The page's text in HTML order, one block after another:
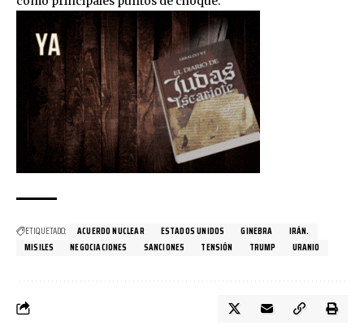
ETIQUETADO: ACUERDO NUCLEAR ESTADOS UNIDOS GINEBRA
IRÁN.
MISILES
NEGOCIACIONES SANCIONES TENSIÓN TRUMP URANIO